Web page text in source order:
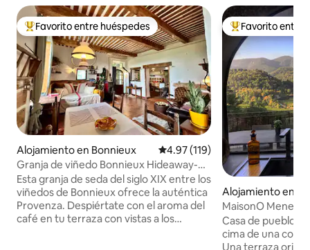
Favorito entre huéspedes preferido
Favorito entre huéspedes
Alojamiento en Bonnieux Calificación promedio: 4.97 de
4.97 (119)
Granja de viñedo Bonnieux Hideaway-
Mascotas bienvenidas
Esta granja de seda del siglo XIX entre los
viñedos de Bonnieux ofrece la auténtica
Provenza. Despiértate con el aroma del
café en tu terraza con vistas a los
Favorito entre
Favorito entre
Alojamiento en
MaisonO
Provenza
Casa de pueblo
cima de una
Una terraza